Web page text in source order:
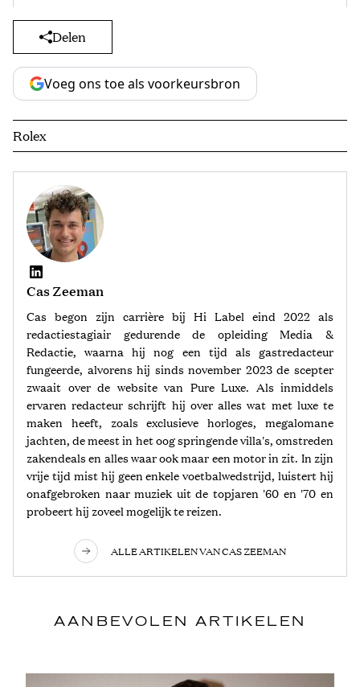
Delen
Voeg ons toe als voorkeursbron
Rolex
Cas Zeeman
Cas begon zijn carrière bij Hi Label eind 2022 als
redactiestagiair gedurende de opleiding Media &
Redactie, waarna hij nog een tijd als gastredacteur
fungeerde, alvorens hij sinds november 2023 de scepter
zwaait over de website van Pure Luxe. Als inmiddels
ervaren redacteur schrijft hij over alles wat met luxe te
maken heeft, zoals exclusieve horloges, megalomane
jachten, de meest in het oog springende villa's, omstreden
zakendeals en alles waar ook maar een motor in zit. In zijn
vrije tijd mist hij geen enkele voetbalwedstrijd, luistert hij
onafgebroken naar muziek uit de topjaren '60 en '70 en
probeert hij zoveel mogelijk te reizen.
ALLE ARTIKELEN VAN CAS ZEEMAN
AANBEVOLEN ARTIKELEN